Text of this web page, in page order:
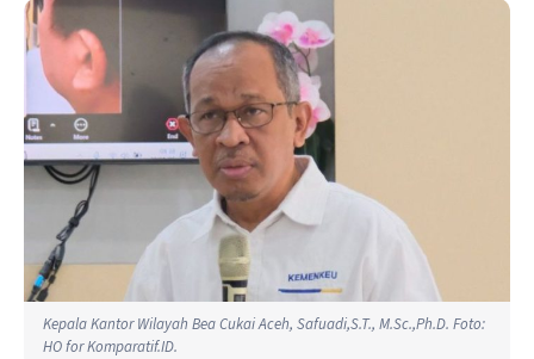
Kepala Kantor Wilayah Bea Cukai Aceh, Safuadi,S.T., M.Sc.,Ph.D. Foto:
HO for Komparatif.ID.